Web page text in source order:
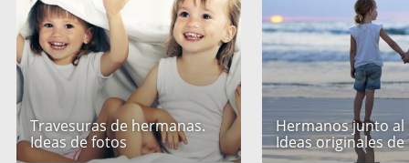
Travesuras de hermanas.
Ideas de fotos
Hermanos junto al
Ideas originales